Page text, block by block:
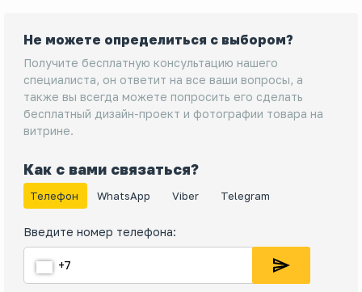
Не можете определиться с выбором?
Получите бесплатную консультацию нашего
специалиста, он ответит на все ваши вопросы, а
также вы всегда можете попросить его сделать
бесплатный дизайн-проект и фотографии товара на
витрине.
Как с вами связаться?
Телефон WhatsApp Viber Telegram
Введите номер телефона: